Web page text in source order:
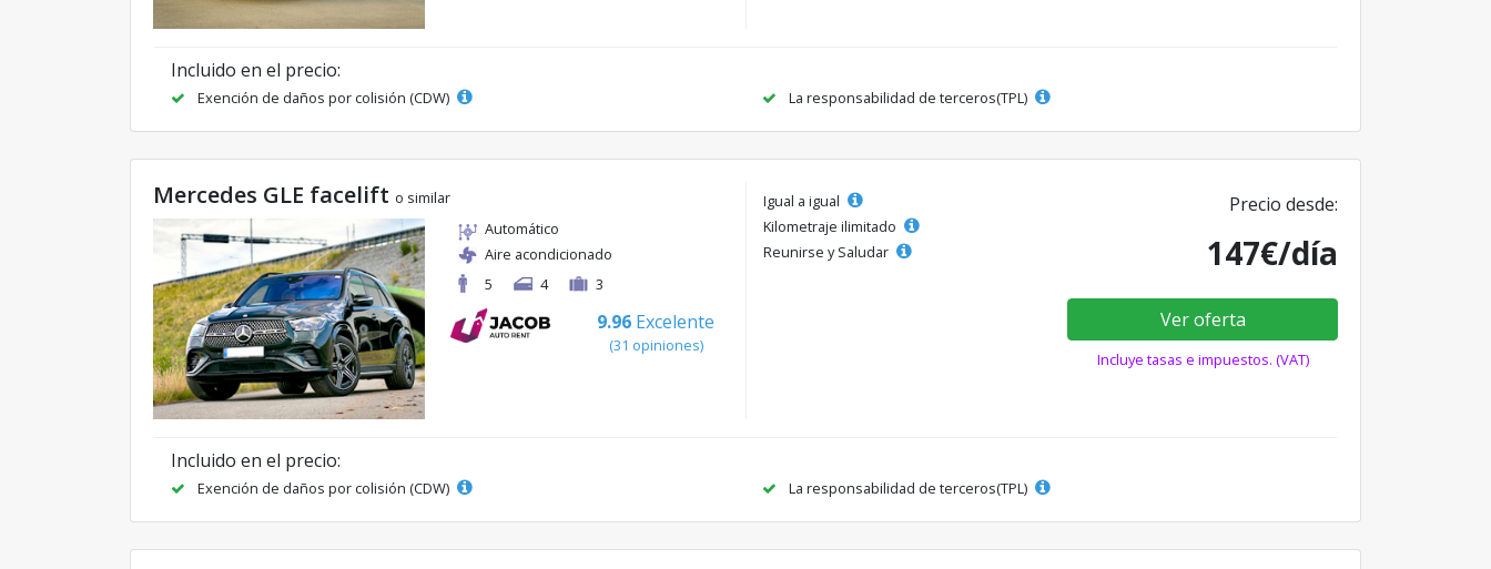
Incluido en el precio:
Exención de daños por colisión (CDW) La responsabilidad de terceros(TPL)
Mercedes GLE facelift o similar
Automático
Aire acondicionado
5
4 3
9.96 Excelente
(31 opiniones)
Igual a igual
Kilometraje ilimitado
Reunirse y Saludar
Precio desde:
147€/día
Ver oferta
Incluye tasas e impuestos. (VAT)
Incluido en el precio:
Exención de daños por colisión (CDW) La responsabilidad de terceros(TPL)